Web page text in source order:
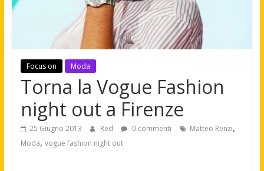
Focus on Moda
Torna la Vogue Fashion
night out a Firenze
25 Giugno 2013 Red 0 commenti Matteo Renzi,
Moda, vogue fashion night out